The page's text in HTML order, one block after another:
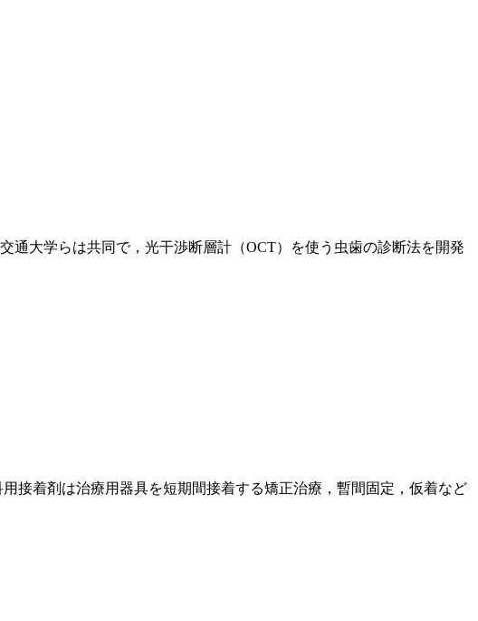
通大学らは共同で，光干渉断層計（OCT）を使う虫歯の診断法を開発
接着剤は治療用器具を短期間接着する矯正治療，暫間固定，仮着など